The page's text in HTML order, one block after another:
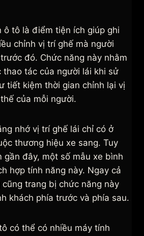
ô tô là điểm tiện ích giúp ghi
chỉnh vị trí ghế mà người
đó. Chức năng này nhằm
thao tác của người lái khi sử
tiết kiệm thời gian chỉnh lại vị
của mỗi người.
nhớ vị trí ghế lái chỉ có ở
thương hiệu xe sang. Tuy
gần đây, một số mẫu xe bình
hợp tính năng này. Ngay cả
trang bị chức năng này
khách phía trước và phía sau.
có thể có nhiều máy tính